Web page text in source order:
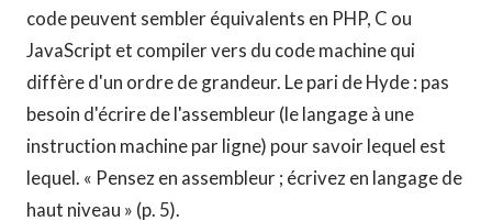
code peuvent sembler équivalents en PHP, C ou
JavaScript et compiler vers du code machine qui
diffère d'un ordre de grandeur. Le pari de Hyde : pas
besoin d'écrire de l'assembleur (le langage à une
instruction machine par ligne) pour savoir lequel est
lequel. « Pensez en assembleur ; écrivez en langage de
haut niveau » (p. 5).